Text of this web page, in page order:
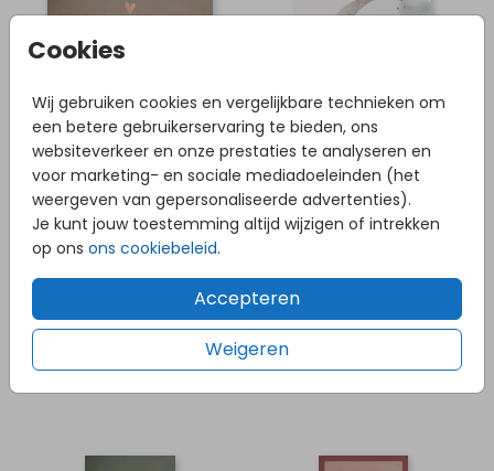
Cookies
Wij gebruiken cookies en vergelijkbare technieken om
een betere gebruikerservaring te bieden, ons
websiteverkeer en onze prestaties te analyseren en
voor marketing- en sociale mediadoeleinden (het
weergeven van gepersonaliseerde advertenties).
Je kunt jouw toestemming altijd wijzigen of intrekken
op ons ons cookiebeleid.
Accepteren
Weigeren